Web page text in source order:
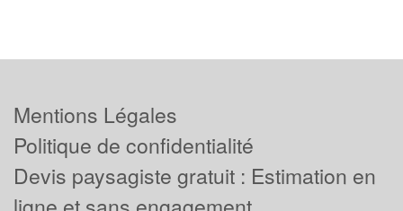
Mentions Légales
Politique de confidentialité
Devis paysagiste gratuit : Estimation en